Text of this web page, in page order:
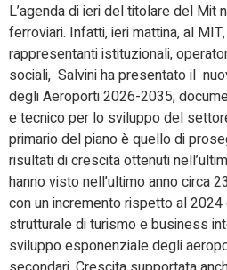
L’agenda di ieri del titolare del Mit
ferroviari. Infatti, ieri mattina, al
rappresentanti istituzionali,
sociali, Salvini ha presentato il
degli Aeroporti 2026-2035,
e tecnico per lo sviluppo del
primario del piano è quello di
risultati di crescita ottenuti
hanno visto nell’ultimo anno circa
con un incremento rispetto al 2024
strutturale di turismo e business
sviluppo esponenziale degli